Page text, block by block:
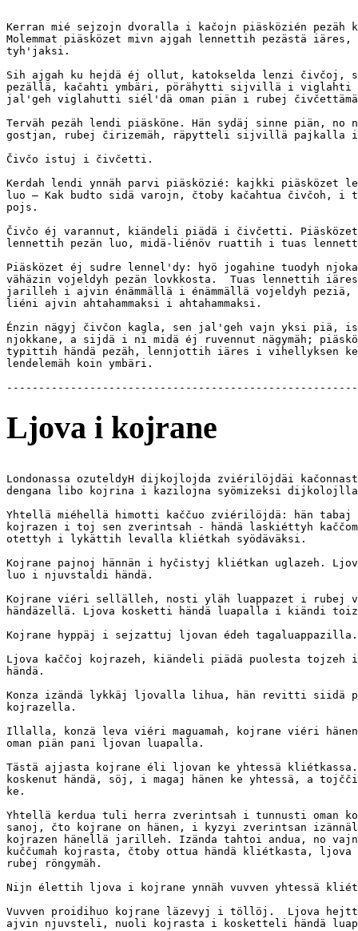
Kerran mié sejzojn dvoralla i kačojn piäsközién pezäh
Molemmat piäsközet mivn ajgah lennettih pezästä
tyh'jaksi.
Sih ajgah ku hejdä éj ollut, katokselda lenzi čivčoj,
pezällä, kačahti ymbäri, pörähytti sijvillä i viglahti
jal'geh viglahutti siél'dä oman piän i rubej
Terväh pezäh lendi piäsköne. Hän sydäj sinne piän, no
gostjan, rubej čirizemäh, räpytteli sijvillä pajkalla
Čivčo istuj i čivčetti.
Kerdah lendi ynnäh parvi piäsközié: kajkki piäsközet
luo — Kak budto sidä varojn, čtoby kačahtua čivčoh, i
pojs.
Čivčo éj varannut, kiändeli piädä i čivčetti.
lennettih pezän luo, midä-liénöv ruattih i tuas
Piäsközet éj sudre lennel'dy: hyö jogahine tuodyh
vähäzin vojeldyh pezän lovkkosta.  Tuas lennettih
jarilleh i ajvin énämmällä i énämmällä vojeldyh peziä,
liéni ajvin ahtahammaksi i ahtahammaksi.
Énzin nägyj čivčon kagla, sen jal'geh vajn yksi piä,
njokkane, a sijdä i ni midä éj ruvennut nägymäh;
typittih händä pezäh, lennjottih iäres i vihellyksen
lendelemäh koin ymbäri.
Ljova i kojrane
Londonassa ozuteldyH dijkojlojda zviérilöjdäi
dengana libo kojrina i kazilojna syömizeksi
Yhtellä miéhellä himotti kaččuo zviérilöjdä: hän tabaj
kojrazen i toj sen zverintsah - händä laskiéttyh
otettyh i lykättih levalla kliétkah syödäväksi.
Kojrane pajnoj hännän i hyčistyj kliétkan uglazeh.
luo i njuvstaldi händä.
Kojrane viéri sellälleh, nosti yläh luappazet i rubej
händäzellä. Ljova kosketti händä luapalla i kiändi
Kojrane hyppäj i sejzattuj ljovan édeh tagaluappazilla.
Ljova kaččoj kojrazeh, kiändeli piädä puolesta tojzeh
händä.
Konza izändä lykkäj ljovalla lihua, hän revitti siidä
kojrazella.
Illalla, konzä leva viéri maguamah, kojrane viéri
oman piän pani ljovan luapalla.
Tästä ajjasta kojrane éli ljovan ke yhtessä
koskenut händä, söj, i magaj hänen ke yhtessä, a
ke.
Yhtellä kerdua tuli herra zverintsah i tunnusti oman
sanoj, čto kojrane on hänen, i kyzyi zverintsan
kojrazen hänellä jarilleh. Izända tahtoi andua, no
kuččumah kojrasta, čtoby ottua händä kliétkasta,
rubej röngymäh.
Nijn élettih ljova i kojrane ynnäh vuvven yhtessä
Vuvven proidihuo kojrane läzevyj i töllöj.  Ljova
ajvin njuvsteli, nuoli kojrasta i kosketteli händä